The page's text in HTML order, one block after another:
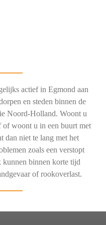
actief in Egmond aan
en steden binnen de
Noord-Holland. Woont u
of woont u in een buurt met
dan niet te lang met het
zoals een verstopt
kunnen binnen korte tijd
of rookoverlast.